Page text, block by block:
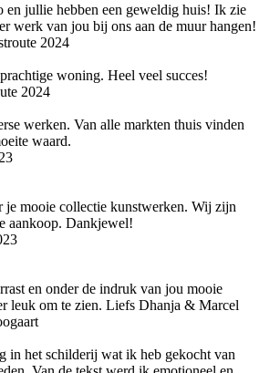
en jullie hebben een geweldig huis! Ik zie
werk van jou bij ons aan de muur hangen!
2024
woning. Heel veel succes!
2024
werken. Van alle markten thuis vinden
waard.
je mooie collectie kunstwerken. Wij zijn
aankoop. Dankjewel!
en onder de indruk van jou mooie
leuk om te zien. Liefs Dhanja & Marcel
in het schilderij wat ik heb gekocht van